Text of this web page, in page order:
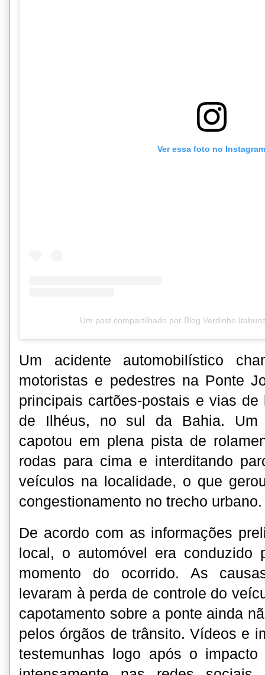
Ver essa foto no Instagram
Um post compartilhado por Blog Verdinho
Um acidente automobilístico
motoristas e pedestres na Ponte
principais cartões-postais e vias
de Ilhéus, no sul da Bahia. Um
capotou em plena pista de
rodas para cima e interditando
veículos na localidade, o que
congestionamento no trecho urbano.
De acordo com as informações
local, o automóvel era conduzido
momento do ocorrido. As
levaram à perda de controle do
capotamento sobre a ponte ainda
pelos órgãos de trânsito. Vídeos e
testemunhas logo após o